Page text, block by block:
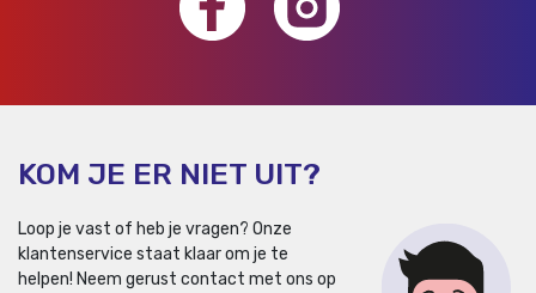
KOM JE ER NIET UIT?
Loop je vast of heb je vragen? Onze
klantenservice staat klaar om je te
helpen! Neem gerust contact met ons op